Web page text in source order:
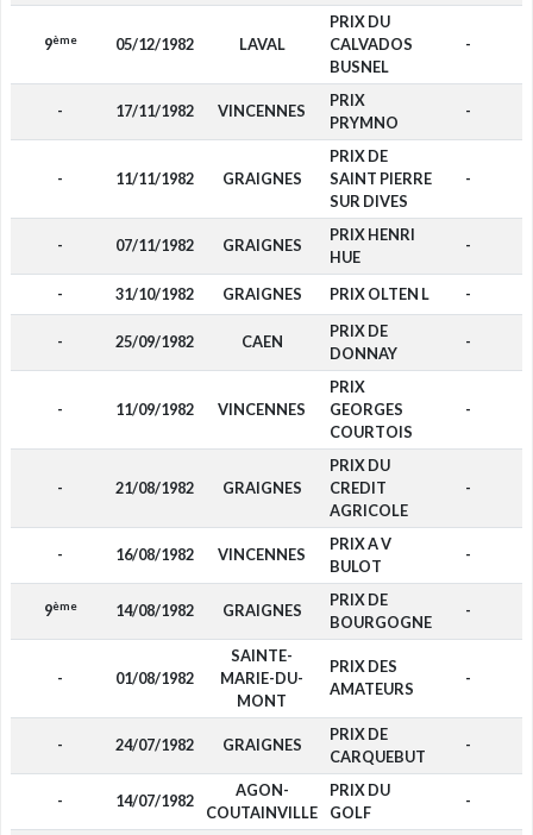
9ème 05/12/1982 LAVAL
PRIX DU
CALVADOS
BUSNEL
-
- 17/11/1982 VINCENNES
PRIX
PRYMNO
-
- 11/11/1982 GRAIGNES
PRIX DE
SAINT PIERRE
SUR DIVES
-
- 07/11/1982 GRAIGNES
PRIX HENRI
HUE
-
- 31/10/1982 GRAIGNES PRIX OLTEN L -
- 25/09/1982 CAEN
PRIX DE
DONNAY
-
- 11/09/1982 VINCENNES
PRIX
GEORGES
COURTOIS
-
- 21/08/1982 GRAIGNES
PRIX DU
CREDIT
AGRICOLE
-
- 16/08/1982 VINCENNES
PRIX A V
BULOT
-
9ème 14/08/1982 GRAIGNES
PRIX DE
BOURGOGNE
-
- 01/08/1982
SAINTE-
MARIE-DU-
MONT
PRIX DES
AMATEURS
-
- 24/07/1982 GRAIGNES
PRIX DE
CARQUEBUT
-
- 14/07/1982
AGON-
COUTAINVILLE
PRIX DU
GOLF
-